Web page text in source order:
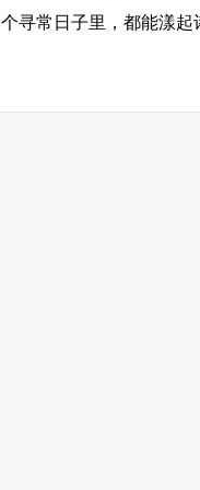
寻常日子里，都能漾起